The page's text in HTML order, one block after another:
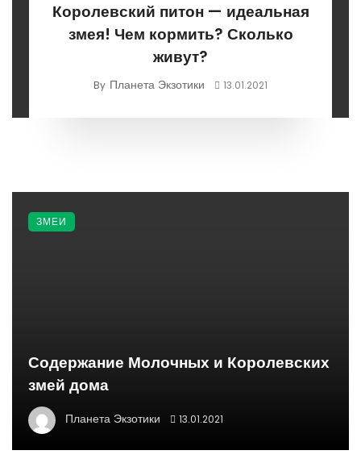
Королевский питон — идеальная
змея! Чем кормить? Сколько
живут?
By Планета Экзотики 13.01.2021
Содержание Молочных и Королевских
змей дома
Планета Экзотики 13.01.2021
ЗМЕИ